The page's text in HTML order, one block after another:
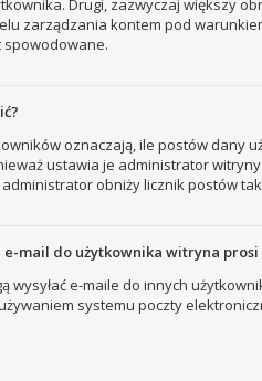
Drugi, zazwyczaj większy
zarządzania kontem pod
spowodowane.
oznaczają, ile postów dany
ustawia je administrator
obniży licznik postów
e-mail do użytkownika witryna
wysyłać e-maile do innych
systemu poczty